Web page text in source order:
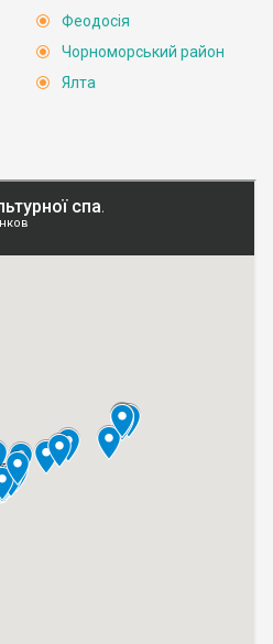
Феодосія
Чорноморський район
Ялта